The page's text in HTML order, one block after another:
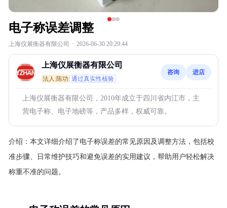
电子称误差调整
上海仪展衡器有限公司 · 2026-06-30 20:29:44
上海仪展衡器有限公司
法人:陈功 通过真实性核验
咨询 进店
上海仪展衡器有限公司，2010年成立于四川省内江市，主
营电子称、电子地磅等，产品多样，权威可靠。
介绍： 本文详细介绍了电子称误差的常见原因及调整方法，包括校
准步骤、日常维护技巧和避免误差的实用建议，帮助用户轻松解决
称重不准的问题。